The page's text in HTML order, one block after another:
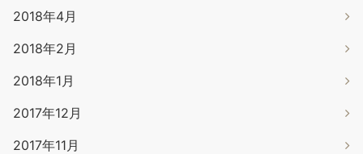
2018年4月
2018年2月
2018年1月
2017年12月
2017年11月